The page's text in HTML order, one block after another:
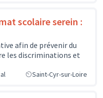
scolaire serein :
afin de prévenir du
les discriminations et
Saint-Cyr-sur-Loire